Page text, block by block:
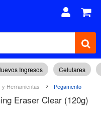
Ingresos Celulares
Herramientas Pegamento
Eraser Clear (120g)